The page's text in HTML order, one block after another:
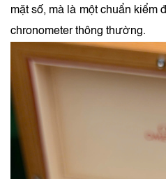
mặt số, mà là một chuẩn kiểm
chronometer thông thường.